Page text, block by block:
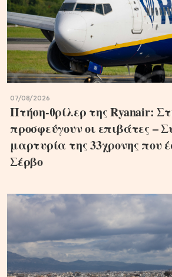
07/08/2026
Πτήση-θρίλερ της Ryanair:
προσφεύγουν οι επιβάτες –
μαρτυρία της 33χρονης που
Σέρβο